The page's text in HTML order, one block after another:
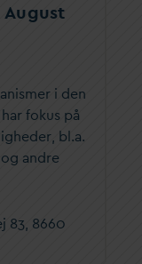
i den
fokus på
bl.a.
andre
83, 8660